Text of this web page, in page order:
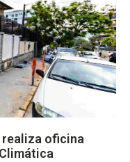
oficina